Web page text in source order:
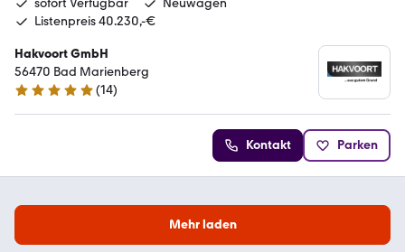
Listenpreis 40.230,-€
Hakvoort GmbH
56470 Bad Marienberg
5 Sterne
(14)
Kontakt Parken
Mehr laden